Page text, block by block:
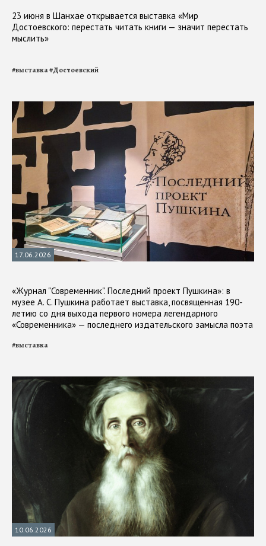
23 июня в Шанхае открывается выставка «Мир
Достоевского: перестать читать книги — значит перестать
мыслить»
#выставка#Достоевский
17.06.2026
«Журнал "Современник". Последний проект Пушкина»: в
музее А. С. Пушкина работает выставка, посвященная 190-
летию со дня выхода первого номера легендарного
«Современника» — последнего издательского замысла поэта
#выставка
10.06.2026